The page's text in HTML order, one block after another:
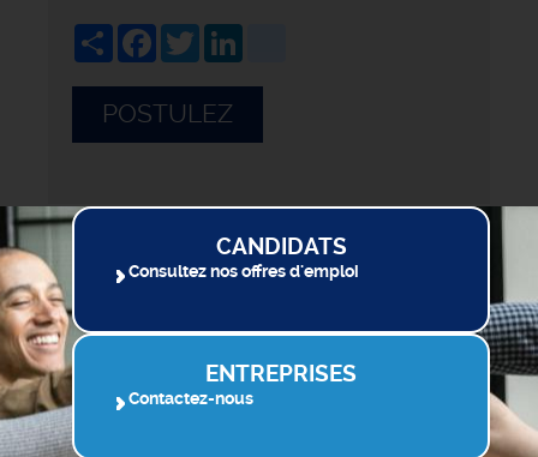
ShareFacebook
Twitter
POSTULEZ
CANDIDATS
Consultez nos offres d'emploi
ENTREPRISES
Contactez-nous